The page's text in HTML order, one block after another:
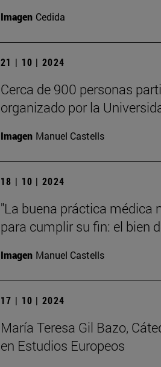
Imagen Cedida
21 | 10 | 2024
Cerca de 900 personas
organizado por la
Imagen Manuel Castells
18 | 10 | 2024
"La buena práctica médica
para cumplir su fin: el bien
Imagen Manuel Castells
17 | 10 | 2024
María Teresa Gil Bazo,
en Estudios Europeos